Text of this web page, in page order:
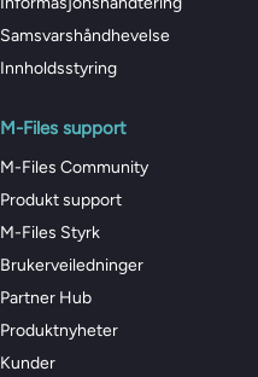
Samsvarshåndhevelse
Innholdsstyring
M-Files support
M-Files Community
Produkt support
M-Files Styrk
Brukerveiledninger
Partner Hub
Produktnyheter
Kunder